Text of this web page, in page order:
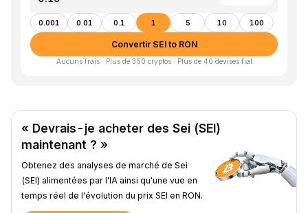
0.001 0.01 0.1 1 5 10 100
Convertir SEI to RON
Aucuns frais · Plus de 350 cryptos · Plus de 40 devises fiat
« Devrais-je acheter des Sei (SEI)
maintenant ? »
Obtenez des analyses de marché de Sei
(SEI) alimentées par l'IA ainsi qu'une vue en
temps réel de l'évolution du prix SEI en RON.